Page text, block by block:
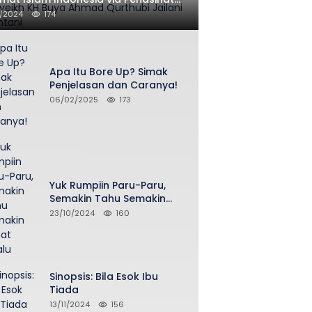
FPI Asy-Syeikh KH Buya Ahmad
Jailani Al-Bantani
2024 174
Apa Itu Bore Up? Simak
Penjelasan dan Caranya!
06/02/2025 173
Yuk Rumpiin Paru-Paru,
Semakin Tahu Semakin
Sehat Selalu
23/10/2024 160
Sinopsis: Bila Esok Ibu
Tiada
13/11/2024 156